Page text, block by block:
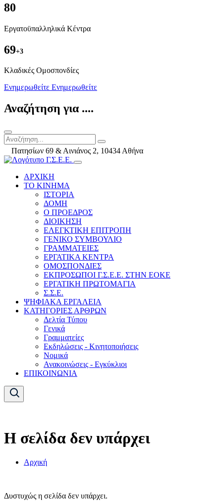
80
Εργατοϋπαλληλικά Κέντρα
69+3
Kλαδικές Ομοσπονδίες
Ενημερωθείτε Ενημερωθείτε
Αναζήτηση για ....
Πατησίων 69 & Αινιάνος 2, 10434 Αθήνα
ΑΡΧΙΚΗ
ΤΟ ΚΙΝΗΜΑ
ΙΣΤΟΡΙΑ
ΔΟΜΗ
Ο ΠΡΟΕΔΡΟΣ
ΔΙΟΙΚΗΣΗ
ΕΛΕΓΚΤΙΚΗ ΕΠΙΤΡΟΠΗ
ΓΕΝΙΚΟ ΣΥΜΒΟΥΛΙΟ
ΓΡΑΜΜΑΤΕΙΕΣ
ΕΡΓΑΤΙΚΑ ΚΕΝΤΡΑ
ΟΜΟΣΠΟΝΔΙΕΣ
ΕΚΠΡΟΣΩΠΟΙ Γ.Σ.Ε.Ε. ΣΤΗΝ ΕΟΚΕ
ΕΡΓΑΤΙΚΗ ΠΡΩΤΟΜΑΓΙΑ
Σ.Σ.Ε.
ΨΗΦΙΑΚΑ ΕΡΓΑΛΕΙΑ
ΚΑΤΗΓΟΡΙΕΣ ΑΡΘΡΩΝ
Δελτία Τύπου
Γενικά
Γραμματείες
Εκδηλώσεις - Κινητοποιήσεις
Νομικά
Ανακοινώσεις - Εγκύκλιοι
ΕΠΙΚΟΙΝΩΝΙΑ
Η σελίδα δεν υπάρχει
Αρχική
Δυστυχώς η σελίδα δεν υπάρχει.